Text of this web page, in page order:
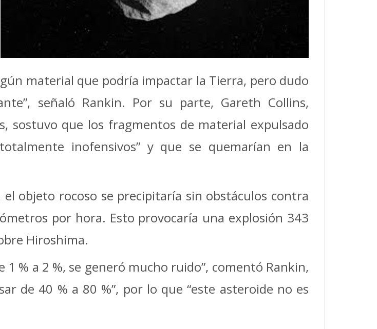
material que podría impactar la Tierra, pero dudo
señaló Rankin. Por su parte, Gareth Collins,
sostuvo que los fragmentos de material expulsado
inofensivos” y que se quemarían en la
objeto rocoso se precipitaría sin obstáculos contra
por hora. Esto provocaría una explosión 343
Hiroshima.
% a 2 %, se generó mucho ruido”, comentó Rankin,
de 40 % a 80 %”, por lo que “este asteroide no es